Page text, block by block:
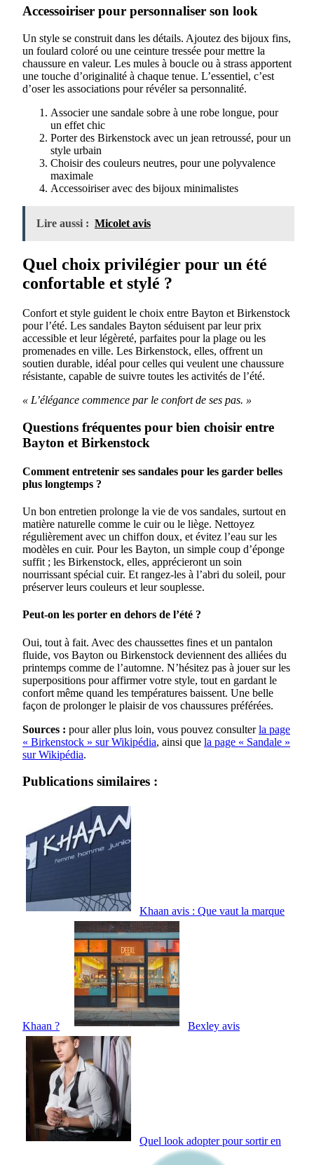
Accessoiriser pour personnaliser son look
Un style se construit dans les détails. Ajoutez des bijoux fins,
un foulard coloré ou une ceinture tressée pour mettre la
chaussure en valeur. Les mules à boucle ou à strass apportent
une touche d’originalité à chaque tenue. L’essentiel, c’est
d’oser les associations pour révéler sa personnalité.
Associer une sandale sobre à une robe longue, pour
un effet chic
Porter des Birkenstock avec un jean retroussé, pour un
style urbain
Choisir des couleurs neutres, pour une polyvalence
maximale
Accessoiriser avec des bijoux minimalistes
Lire aussi : Micolet avis
Quel choix privilégier pour un été
confortable et stylé ?
Confort et style guident le choix entre Bayton et Birkenstock
pour l’été. Les sandales Bayton séduisent par leur prix
accessible et leur légèreté, parfaites pour la plage ou les
promenades en ville. Les Birkenstock, elles, offrent un
soutien durable, idéal pour celles qui veulent une chaussure
résistante, capable de suivre toutes les activités de l’été.
« L’élégance commence par le confort de ses pas. »
Questions fréquentes pour bien choisir entre
Bayton et Birkenstock
Comment entretenir ses sandales pour les garder belles
plus longtemps ?
Un bon entretien prolonge la vie de vos sandales, surtout en
matière naturelle comme le cuir ou le liège. Nettoyez
régulièrement avec un chiffon doux, et évitez l’eau sur les
modèles en cuir. Pour les Bayton, un simple coup d’éponge
suffit ; les Birkenstock, elles, apprécieront un soin
nourrissant spécial cuir. Et rangez-les à l’abri du soleil, pour
préserver leurs couleurs et leur souplesse.
Peut-on les porter en dehors de l’été ?
Oui, tout à fait. Avec des chaussettes fines et un pantalon
fluide, vos Bayton ou Birkenstock deviennent des alliées du
printemps comme de l’automne. N’hésitez pas à jouer sur les
superpositions pour affirmer votre style, tout en gardant le
confort même quand les températures baissent. Une belle
façon de prolonger le plaisir de vos chaussures préférées.
Sources : pour aller plus loin, vous pouvez consulterla page
« Birkenstock » sur Wikipédia, ainsi que la page « Sandale »
sur Wikipédia.
Publications similaires :
Khaan avis : Que vaut la marque
Khaan ? Bexley avis
Quel look adopter pour sortir en